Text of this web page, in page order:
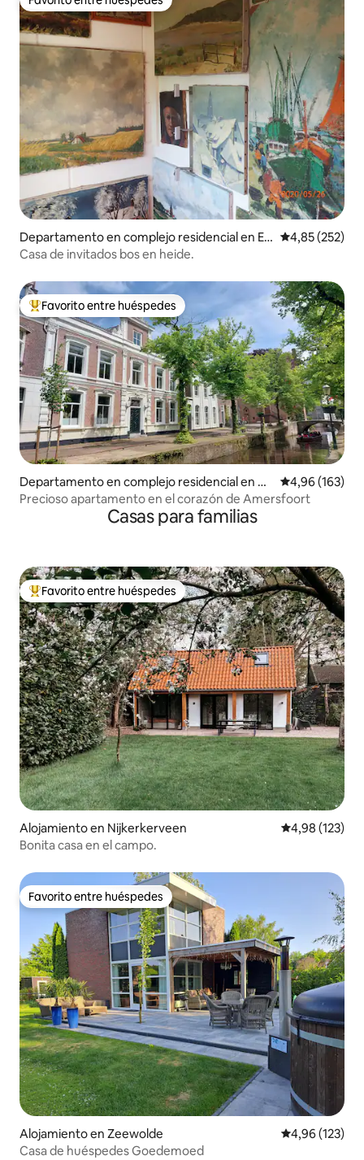
Favorito entre huéspedes
Departamento en complejo residencial en Ed
e
Calificación
4,85 (252)
Casa de invitados bos en heide.
Favorito entre los huéspedes más destacados
Favorito entre huéspedes
Departamento en complejo residencial en A
mersfoort
Calificación
4,96 (163)
Precioso apartamento en el corazón de Amersfoort
Casas para familias
Favorito entre los huéspedes más destacados
Favorito entre huéspedes
Alojamiento en Nijkerkerveen Calificación
4,98 (123)
Bonita casa en el campo.
Favorito entre huéspedes
Favorito entre huéspedes
Alojamiento en Zeewolde Calificación
4,96 (123)
Casa de huéspedes Goedemoed